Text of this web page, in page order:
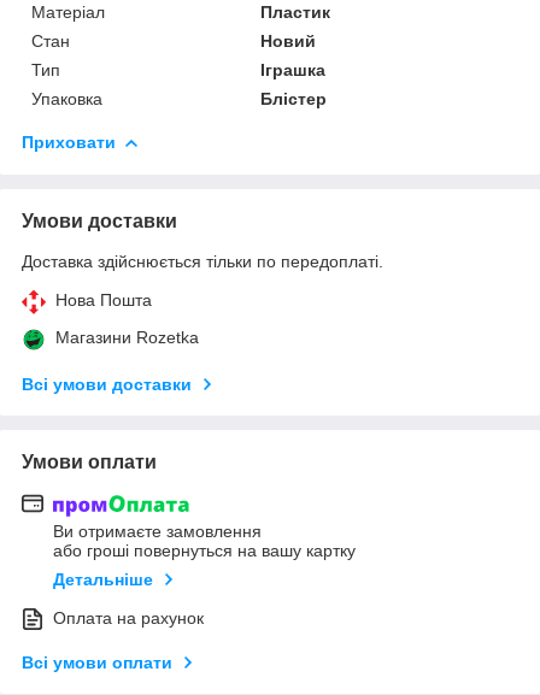
Матеріал
Пластик
Стан
Новий
Тип
Іграшка
Упаковка
Блістер
Приховати
Умови доставки
Доставка здійснюється тільки по передоплаті.
Нова Пошта
Магазини Rozetka
Всі умови доставки
Умови оплати
Ви отримаєте замовлення
або гроші повернуться на вашу картку
Детальніше
Оплата на рахунок
Всі умови оплати